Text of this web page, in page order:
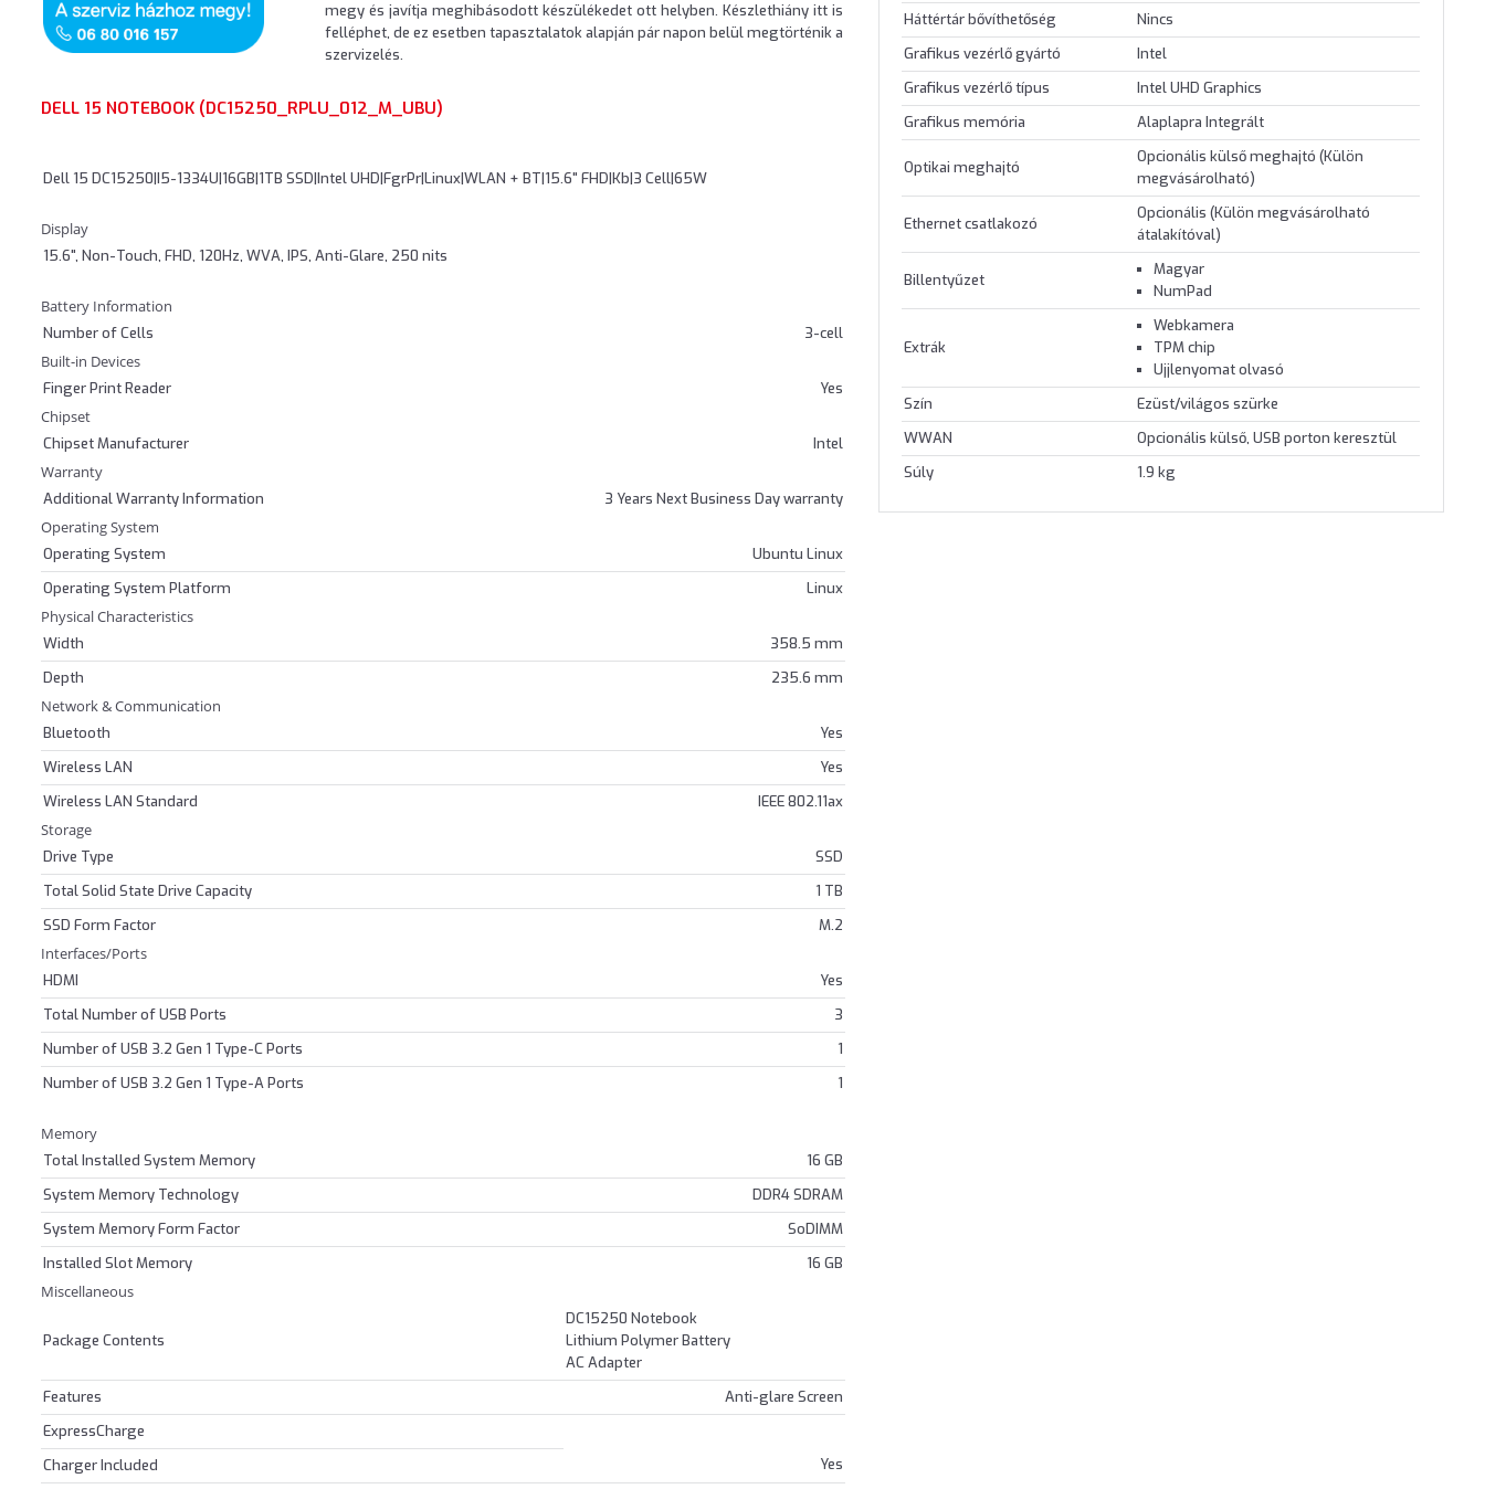
megy és javítja meghibásodott készülékedet ott helyben. Készlethiány itt is
felléphet, de ez esetben tapasztalatok alapján pár napon belül megtörténik a
szervizelés.
DELL 15 NOTEBOOK (DC15250_RPLU_012_M_UBU)
Dell 15 DC15250|I5-1334U|16GB|1TB SSD|Intel UHD|FgrPr|Linux|WLAN + BT|15.6" FHD|Kb|3 Cell|65W
Display
15.6", Non-Touch, FHD, 120Hz, WVA, IPS, Anti-Glare, 250 nits
Battery Information
Number of Cells 3-cell
Built-in Devices
Finger Print Reader Yes
Chipset
Chipset Manufacturer Intel
Warranty
Additional Warranty Information 3 Years Next Business Day warranty
Operating System
Operating System
Ubuntu Linux
Operating System Platform
Linux
Physical Characteristics
Width
358.5 mm
Depth
235.6 mm
Network & Communication
Bluetooth
Yes
Wireless LAN
Yes
Wireless LAN Standard
IEEE 802.11ax
Storage
Drive Type
SSD
Total Solid State Drive Capacity
1 TB
SSD Form Factor
M.2
Interfaces/Ports
HDMI
Yes
Total Number of USB Ports
3
Number of USB 3.2 Gen 1 Type-C Ports
1
Number of USB 3.2 Gen 1 Type-A Ports
1
Memory
Total Installed System Memory
16 GB
System Memory Technology
DDR4 SDRAM
System Memory Form Factor
SoDIMM
Installed Slot Memory
16 GB
Miscellaneous
Package Contents
DC15250 Notebook
Lithium Polymer Battery
AC Adapter
Features
Anti-glare Screen
ExpressCharge
Charger Included
Yes
Háttértár bővíthetőség
Nincs
Grafikus vezérlő gyártó
Intel
Grafikus vezérlő típus
Intel UHD Graphics
Grafikus memória
Alaplapra Integrált
Optikai meghajtó
Opcionális külső meghajtó (Külön
megvásárolható)
Ethernet csatlakozó
Opcionális (Külön megvásárolható
átalakítóval)
Billentyűzet
Magyar
NumPad
Extrák
Webkamera
TPM chip
Ujjlenyomat olvasó
Szín
Ezüst/világos szürke
WWAN
Opcionális külső, USB porton keresztül
Súly
1.9 kg